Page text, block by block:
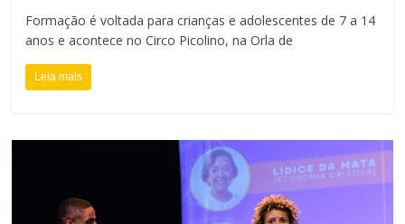
Formação é voltada para crianças e adolescentes de 7 a 14
anos e acontece no Circo Picolino, na Orla de
Leia mais